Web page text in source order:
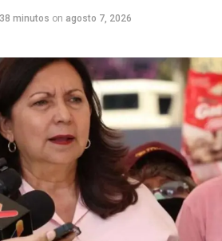
minutos on agosto 7, 2026